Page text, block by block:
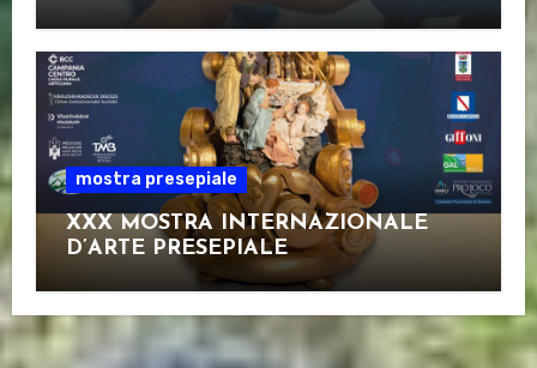
mostra presepiale
XXX MOSTRA INTERNAZIONALE
D’ARTE PRESEPIALE